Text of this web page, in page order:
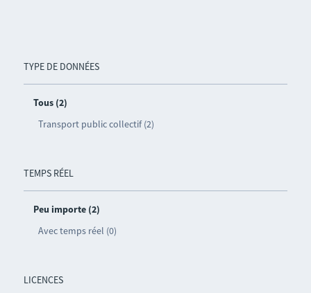
TYPE DE DONNÉES
Tous (2)
Transport public collectif (2)
TEMPS RÉEL
Peu importe (2)
Avec temps réel (0)
LICENCES